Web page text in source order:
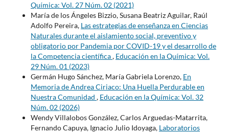
Química: Vol. 27 Núm. 02 (2021)
María de los Ángeles Bizzio, Susana Beatriz Aguilar, Raúl
Adolfo Pereira, Las estrategias de enseñanza en Ciencias
Naturales durante el aislamiento social, preventivo y
obligatorio por Pandemia por COVID-19 y el desarrollo de
la Competencia científica, Educación en la Química: Vol.
29 Núm. 01 (2023)
Germán Hugo Sánchez, María Gabriela Lorenzo, En
Memoria de Andrea Ciriaco: Una Huella Perdurable en
Nuestra Comunidad , Educación en la Química: Vol. 32
Núm. 02 (2026)
Wendy Villalobos González, Carlos Arguedas-Matarrita,
Fernando Capuya, Ignacio Julio Idoyaga, Laboratorios